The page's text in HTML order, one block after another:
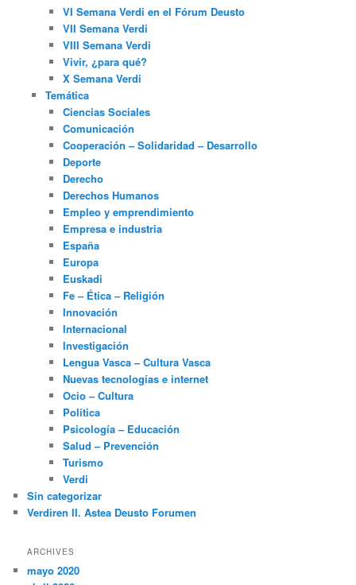
VI Semana Verdi en el Fórum Deusto
VII Semana Verdi
VIII Semana Verdi
Vivir, ¿para qué?
X Semana Verdi
Temática
Ciencias Sociales
Comunicación
Cooperación – Solidaridad – Desarrollo
Deporte
Derecho
Derechos Humanos
Empleo y emprendimiento
Empresa e industria
España
Europa
Euskadi
Fe – Ética – Religión
Innovación
Internacional
Investigación
Lengua Vasca – Cultura Vasca
Nuevas tecnologías e internet
Ocio – Cultura
Política
Psicología – Educación
Salud – Prevención
Turismo
Verdi
Sin categorizar
Verdiren II. Astea Deusto Forumen
ARCHIVES
mayo 2020